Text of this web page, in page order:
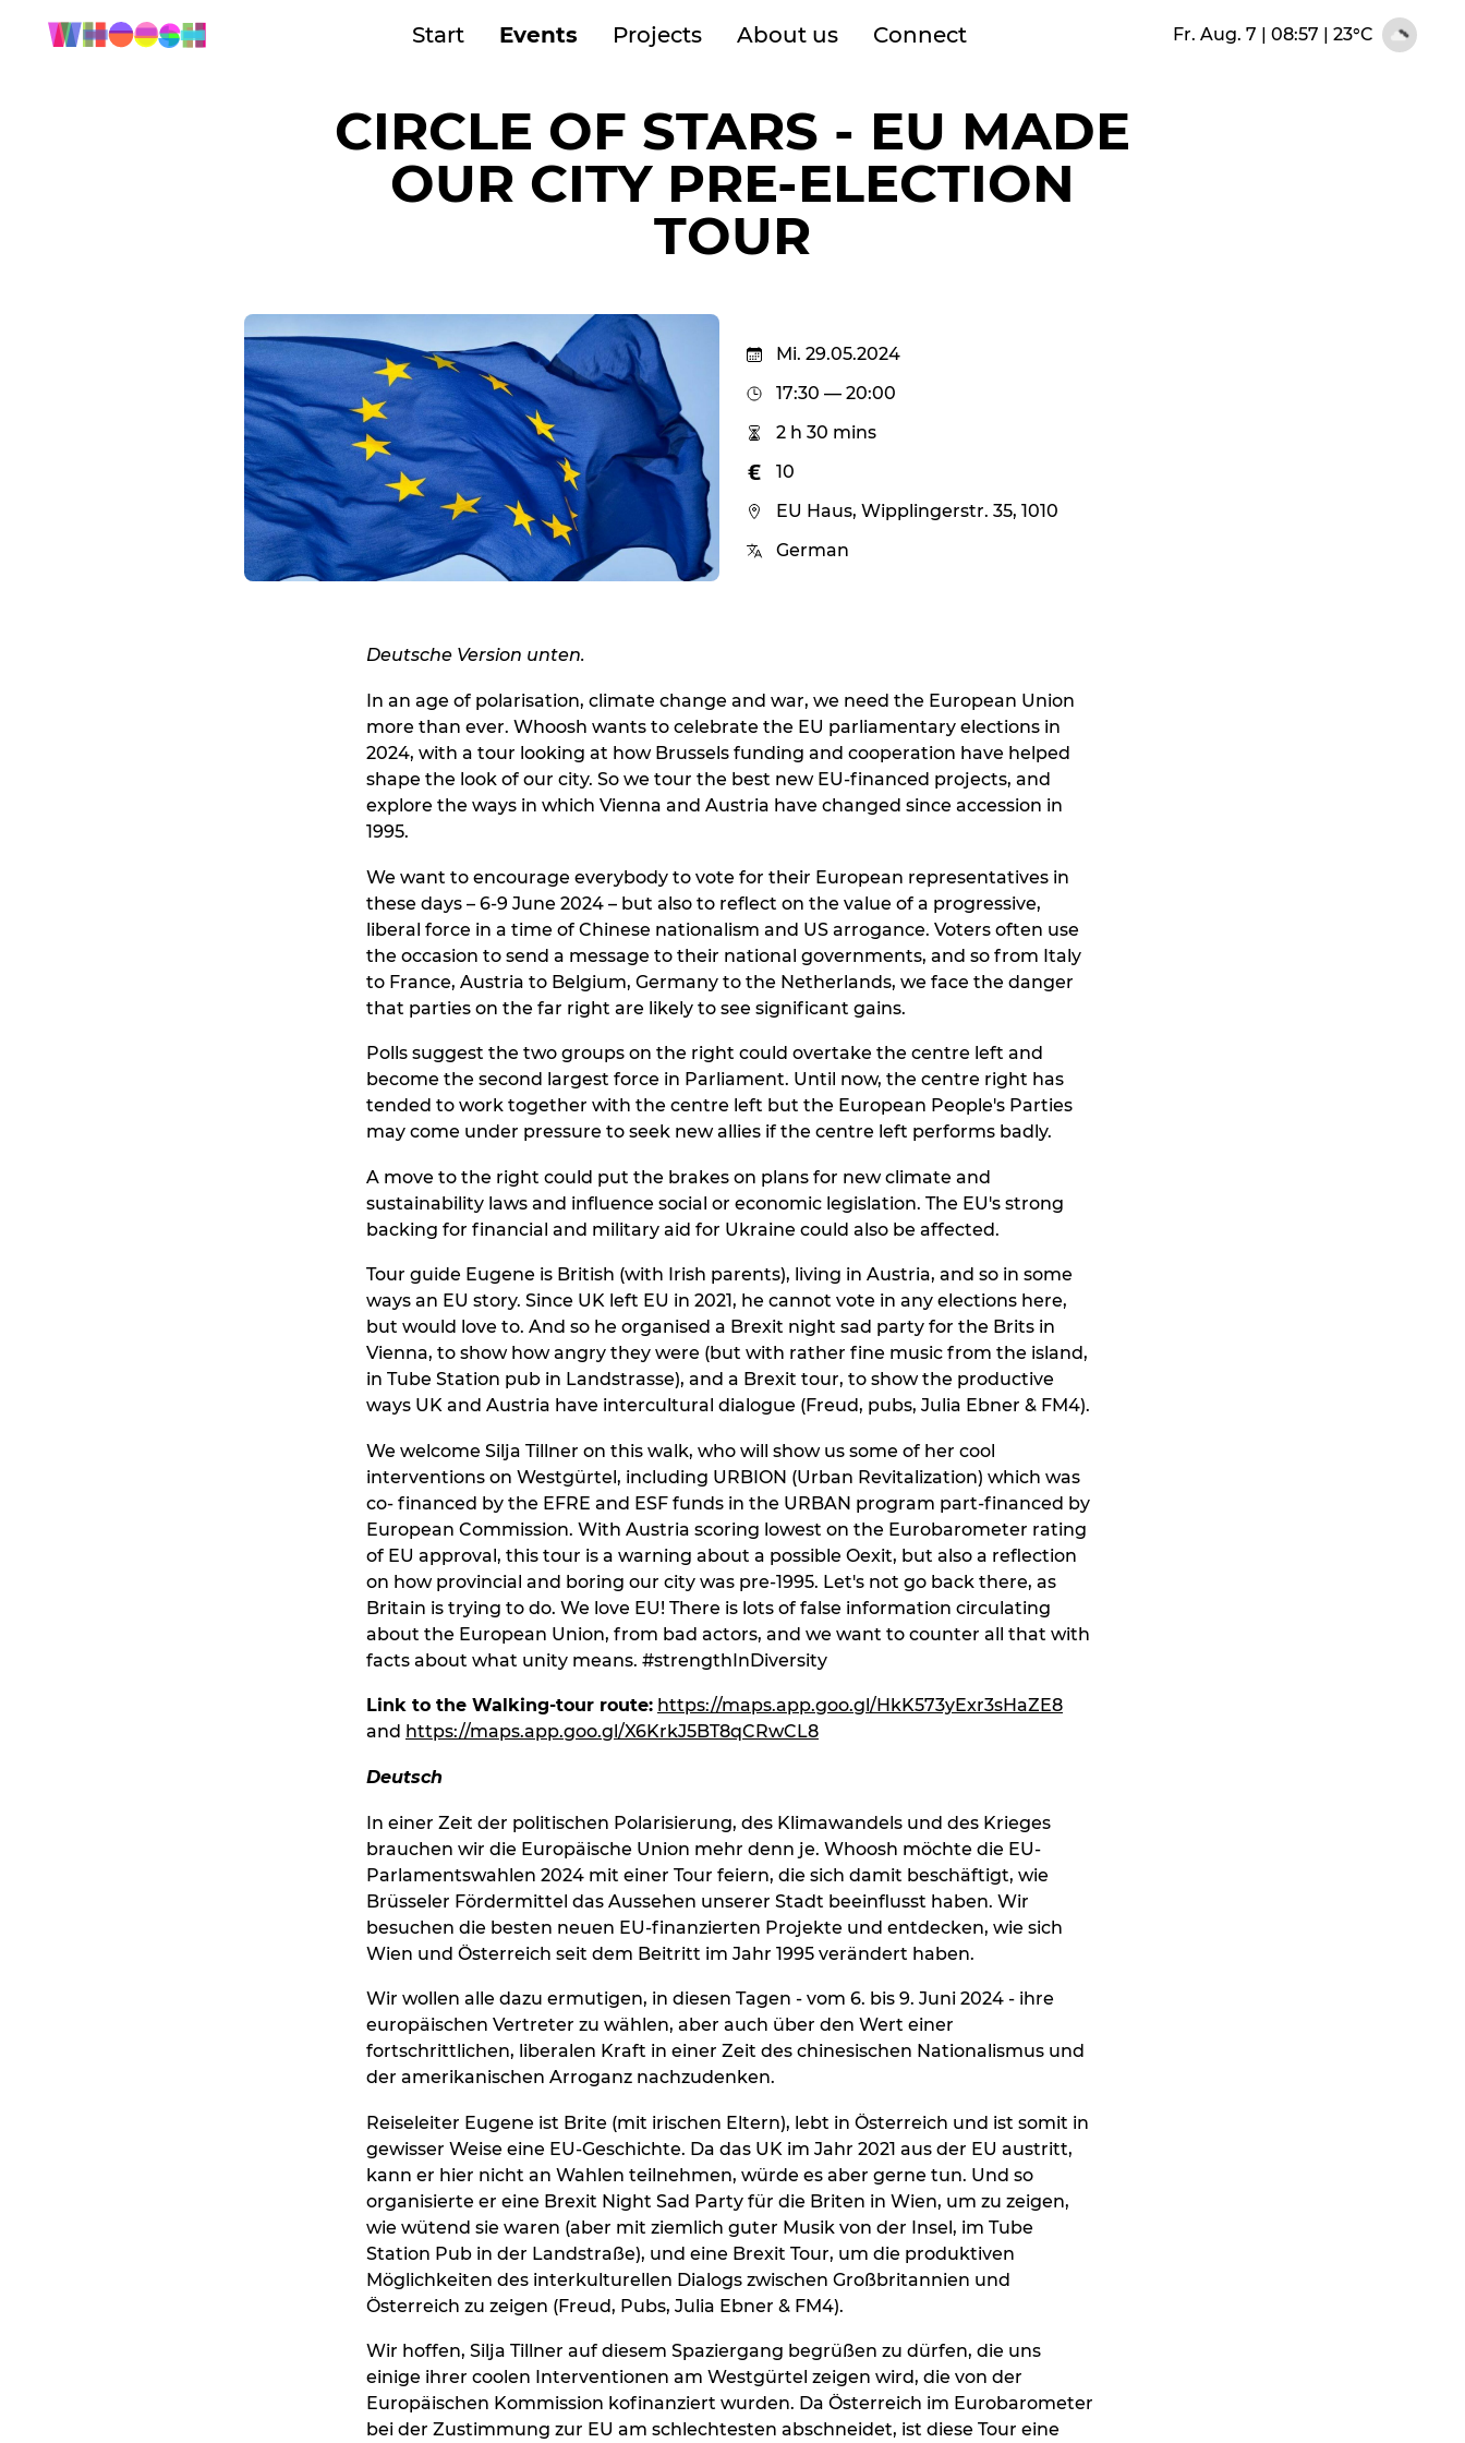
Start Events Projects About us Connect Fr. Aug. 7 | 08:57 | 23°C
CIRCLE OF STARS - EU MADE
OUR CITY PRE-ELECTION
TOUR
Mi. 29.05.2024
17:30 — 20:00
2 h 30 mins
10
EU Haus, Wipplingerstr. 35, 1010
German
Deutsche Version unten.
In an age of polarisation, climate change and war, we need the European Union
more than ever. Whoosh wants to celebrate the EU parliamentary elections in
2024, with a tour looking at how Brussels funding and cooperation have helped
shape the look of our city. So we tour the best new EU-financed projects, and
explore the ways in which Vienna and Austria have changed since accession in
1995.
We want to encourage everybody to vote for their European representatives in
these days – 6-9 June 2024 – but also to reflect on the value of a progressive,
liberal force in a time of Chinese nationalism and US arrogance. Voters often use
the occasion to send a message to their national governments, and so from Italy
to France, Austria to Belgium, Germany to the Netherlands, we face the danger
that parties on the far right are likely to see significant gains.
Polls suggest the two groups on the right could overtake the centre left and
become the second largest force in Parliament. Until now, the centre right has
tended to work together with the centre left but the European People's Parties
may come under pressure to seek new allies if the centre left performs badly.
A move to the right could put the brakes on plans for new climate and
sustainability laws and influence social or economic legislation. The EU's strong
backing for financial and military aid for Ukraine could also be affected.
Tour guide Eugene is British (with Irish parents), living in Austria, and so in some
ways an EU story. Since UK left EU in 2021, he cannot vote in any elections here,
but would love to. And so he organised a Brexit night sad party for the Brits in
Vienna, to show how angry they were (but with rather fine music from the island,
in Tube Station pub in Landstrasse), and a Brexit tour, to show the productive
ways UK and Austria have intercultural dialogue (Freud, pubs, Julia Ebner & FM4).
We welcome Silja Tillner on this walk, who will show us some of her cool
interventions on Westgürtel, including URBION (Urban Revitalization) which was
co- financed by the EFRE and ESF funds in the URBAN program part-financed by
European Commission. With Austria scoring lowest on the Eurobarometer rating
of EU approval, this tour is a warning about a possible Oexit, but also a reflection
on how provincial and boring our city was pre-1995. Let's not go back there, as
Britain is trying to do. We love EU! There is lots of false information circulating
about the European Union, from bad actors, and we want to counter all that with
facts about what unity means. #strengthInDiversity
Link to the Walking-tour route: https://maps.app.goo.gl/HkK573yExr3sHaZE8
and https://maps.app.goo.gl/X6KrkJ5BT8qCRwCL8
Deutsch
In einer Zeit der politischen Polarisierung, des Klimawandels und des Krieges
brauchen wir die Europäische Union mehr denn je. Whoosh möchte die EU-
Parlamentswahlen 2024 mit einer Tour feiern, die sich damit beschäftigt, wie
Brüsseler Fördermittel das Aussehen unserer Stadt beeinflusst haben. Wir
besuchen die besten neuen EU-finanzierten Projekte und entdecken, wie sich
Wien und Österreich seit dem Beitritt im Jahr 1995 verändert haben.
Wir wollen alle dazu ermutigen, in diesen Tagen - vom 6. bis 9. Juni 2024 - ihre
europäischen Vertreter zu wählen, aber auch über den Wert einer
fortschrittlichen, liberalen Kraft in einer Zeit des chinesischen Nationalismus und
der amerikanischen Arroganz nachzudenken.
Reiseleiter Eugene ist Brite (mit irischen Eltern), lebt in Österreich und ist somit in
gewisser Weise eine EU-Geschichte. Da das UK im Jahr 2021 aus der EU austritt,
kann er hier nicht an Wahlen teilnehmen, würde es aber gerne tun. Und so
organisierte er eine Brexit Night Sad Party für die Briten in Wien, um zu zeigen,
wie wütend sie waren (aber mit ziemlich guter Musik von der Insel, im Tube
Station Pub in der Landstraße), und eine Brexit Tour, um die produktiven
Möglichkeiten des interkulturellen Dialogs zwischen Großbritannien und
Österreich zu zeigen (Freud, Pubs, Julia Ebner & FM4).
Wir hoffen, Silja Tillner auf diesem Spaziergang begrüßen zu dürfen, die uns
einige ihrer coolen Interventionen am Westgürtel zeigen wird, die von der
Europäischen Kommission kofinanziert wurden. Da Österreich im Eurobarometer
bei der Zustimmung zur EU am schlechtesten abschneidet, ist diese Tour eine